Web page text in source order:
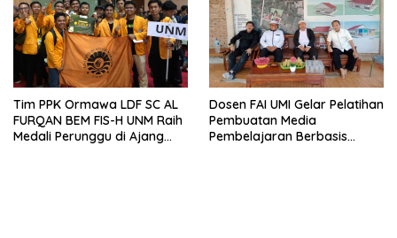
Tim PPK Ormawa LDF SC AL
FURQAN BEM FIS-H UNM Raih
Medali Perunggu di Ajang
Dosen FAI UMI Gelar Pelatihan
Pembuatan Media
Pembelajaran Berbasis